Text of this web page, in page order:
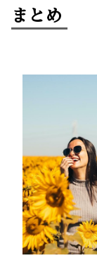
まとめ